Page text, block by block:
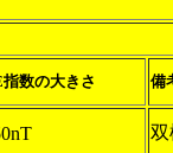
数の大きさ 備
双